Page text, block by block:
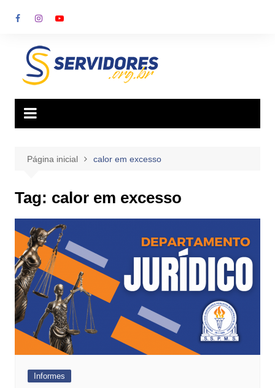
para
conteúdo
Página inicial calor em excesso
Tag: calor em excesso
Informes